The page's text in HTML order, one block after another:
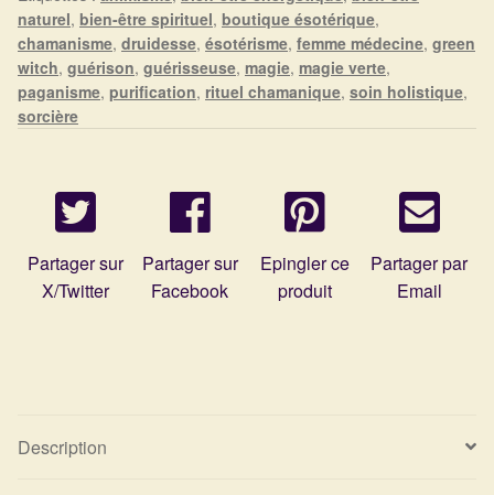
Détails du compte
Commandes
Panier
naturel, bien-être spirituel, boutique ésotérique,
chamanisme, druidesse, ésotérisme, femme médecine, green
witch, guérison, guérisseuse, magie, magie verte,
paganisme, purification, rituel chamanique, soin holistique,
sorcière
Partager sur
X/Twitter
Partager sur
Facebook
Epingler ce
produit
Partager par
Email
Description